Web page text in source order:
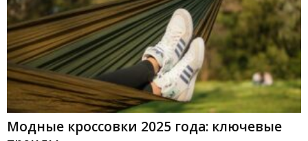
Модные кроссовки 2025 года: ключевые